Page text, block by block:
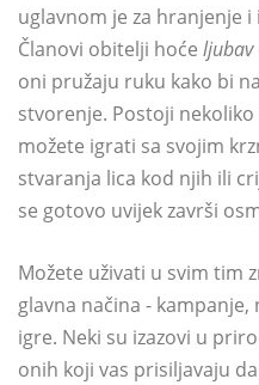
uglavnom je za hranjenje
Članovi obitelji hoće ljubav
oni pružaju ruku kako bi
stvorenje. Postoji
možete igrati sa svojim
stvaranja lica kod njih ili
se gotovo uvijek završi
Možete uživati ​​u svim tim
glavna načina - kampanje,
igre. Neki su izazovi u
onih koji vas prisiljavaju